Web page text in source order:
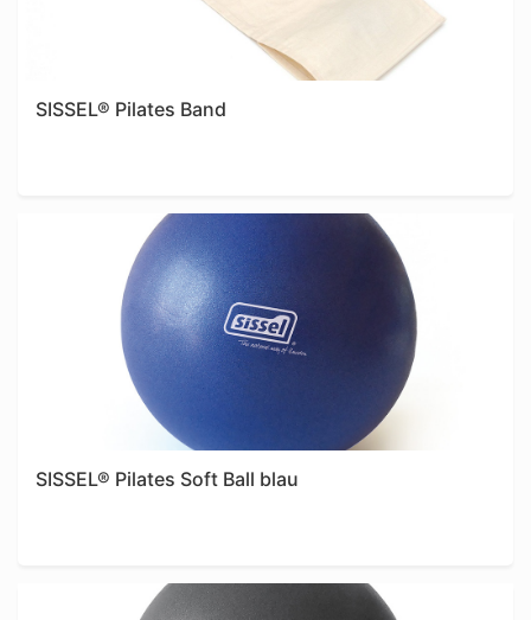
SISSEL® Pilates Band
SISSEL® Pilates Soft Ball blau